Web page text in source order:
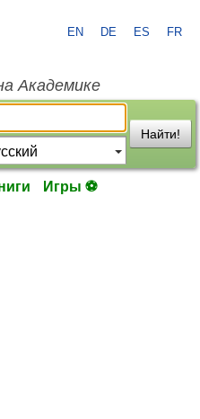
EN DE ES FR
Академике
Найти!
Игры ⚽